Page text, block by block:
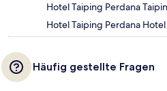
Hotel Taiping Perdana
Hotel Taiping Perdana
Häufig gestellte Fragen